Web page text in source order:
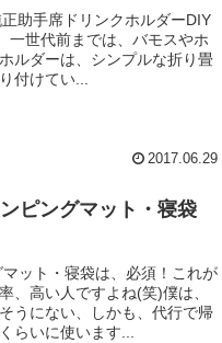
助手席ドリンクホルダーDIY
一世代前までは、バモスやホ
ルダーは、シンプルな折り畳
付けてい...
2017.06.29
ピングマット・寝袋
ット・寝袋は、必須！これが
、高い人ですよね(笑)僕は、
うにない、しかも、代行で帰
らいに使います...